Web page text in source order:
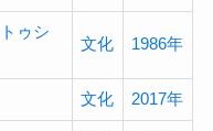
ゥシ
文化 1986年
文化 2017年